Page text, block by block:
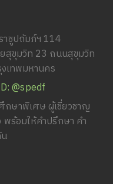
ชูปถัมภ์ฯ 114
สุขุมวิท 23 ถนนสุขุมวิท
เทพมหานคร
@spedf
กษาพิเศษ ผู้เชี่ยวชาญ
พร้อมให้คำปรึกษา คำ